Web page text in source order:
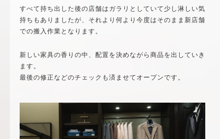
すべて持ち出した後の店舗はガラリとしていて少し淋しい気
持ちもありましたが、それより何より今度はそのまま新店舗
での搬入作業となります。
新しい家具の香りの中、配置を決めながら商品を出していき
ます。
最後の修正などのチェックも済ませてオープンです。